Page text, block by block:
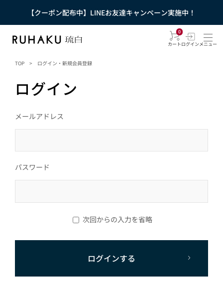
【クーポン配布中】LINEお友達キャンペーン実施中！
0
カートログインメニュー
TOP > ログイン・新規会員登録
ログイン
メールアドレス
パスワード
次回からの入力を省略
ログインする